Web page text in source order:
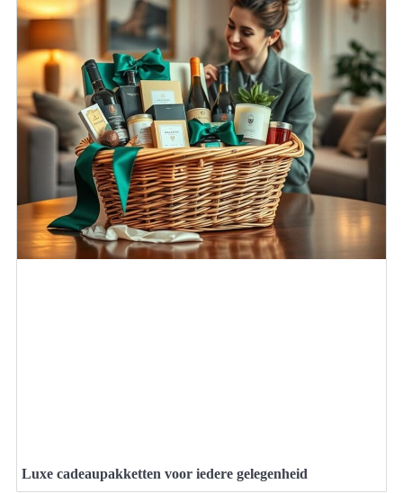
Luxe cadeaupakketten voor iedere gelegenheid